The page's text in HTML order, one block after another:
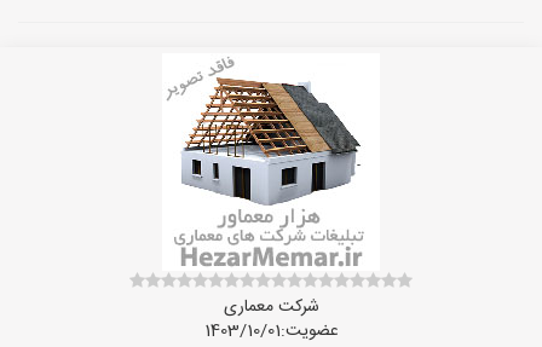
شرکت معماری
عضویت:1403/10/01